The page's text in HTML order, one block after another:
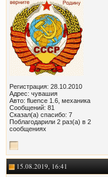
Регистрация: 28.10.2010
Адрес: чувашия
Авто: fluence 1.6, механика
Сообщений: 81
Сказал(а) спасибо: 7
Поблагодарили 2 раз(а) в 2
сообщениях
15.08.2019, 16:41